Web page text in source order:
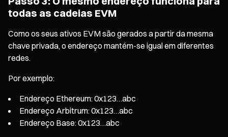
todas as cadeias EVM
Como os seus ativos EVM são gerados a partir da mesma
chave privada, o endereço mantém-se igual em diferentes
redes.
Por exemplo:
Endereço Ethereum: 0x123…abc
Endereço Arbitrum: 0x123…abc
Endereço Base: 0x123…abc